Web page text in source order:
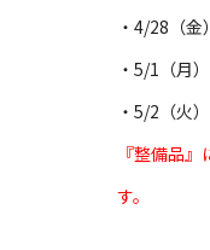
・4/28（
・5/1（月
・5/2（火
『整備品
す。